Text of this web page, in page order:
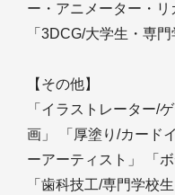
ー・アニメーター・リ
「3DCG/大学生・専
【その他】
「イラストレーター/
画」 「厚塗り/カード
ーアーティスト」 「
「歯科技工/専門学校